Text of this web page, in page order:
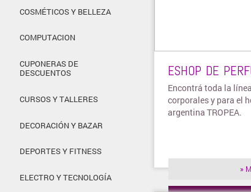
COSMÉTICOS Y BELLEZA
COMPUTACION
CUPONERAS DE
DESCUENTOS
CURSOS Y TALLERES
DECORACIÓN Y BAZAR
DEPORTES Y FITNESS
ELECTRO Y TECNOLOGÍA
ESHOP DE
Encontrá toda la
corporales y para el
argentina TROPEA.
»